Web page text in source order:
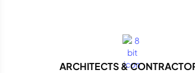
ARCHITECTS &